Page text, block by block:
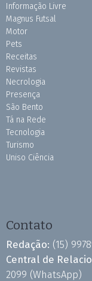
Informação Livre
Magnus Futsal
Motor
Pets
Receitas
Revistas
Necrologia
Presença
São Bento
Tá na Rede
Tecnologia
Turismo
Uniso Ciência
Contato
Redação: (15)
Central de
2099 (WhatsApp)